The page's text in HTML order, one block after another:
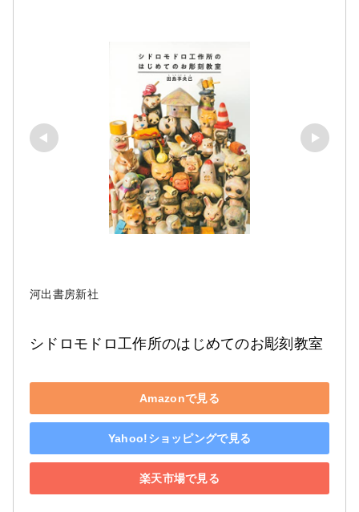
河出書房新社
シドロモドロ工作所のはじめてのお彫刻教室
Amazonで見る
Yahoo!ショッピングで見る
楽天市場で見る